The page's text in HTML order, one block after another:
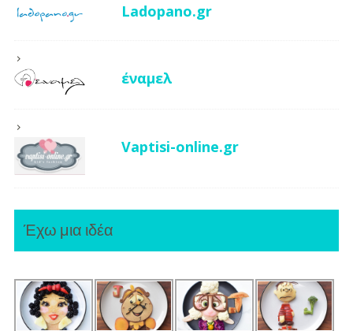
Ladopano.gr
έναμελ
Vaptisi-online.gr
Έχω μια ιδέα